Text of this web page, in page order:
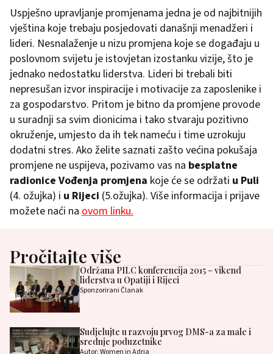
Uspješno upravljanje promjenama jedna je od najbitnijih
vještina koje trebaju posjedovati današnji menadžeri i
lideri. Nesnalaženje u nizu promjena koje se događaju u
poslovnom svijetu je istovjetan izostanku vizije, što je
jednako nedostatku liderstva. Lideri bi trebali biti
nepresušan izvor inspiracije i motivacije za zaposlenike i
za gospodarstvo. Pritom je bitno da promjene provode
u suradnji sa svim dionicima i tako stvaraju pozitivno
okruženje, umjesto da ih tek nameću i time uzrokuju
dodatni stres. Ako želite saznati zašto većina pokušaja
promjene ne uspijeva, pozivamo vas na besplatne
radionice Vođenja promjena koje će se održati u Puli
(4. ožujka) i u Rijeci (5.ožujka). Više informacija i prijave
možete naći na ovom linku.
Pročitajte više
Održana PILC konferencija 2015 – vikend
liderstva u Opatiji i Rijeci
Sponzorirani Članak
Sudjelujte u razvoju prvog DMS-a za male i
srednje poduzetnike
Autor: Women in Adria